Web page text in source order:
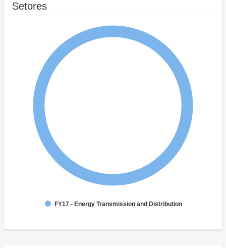
Setores
FY17 - Energy Transmission and Distribution